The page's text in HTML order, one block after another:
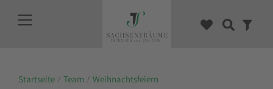
Startseite Team Weihnachtsfeiern